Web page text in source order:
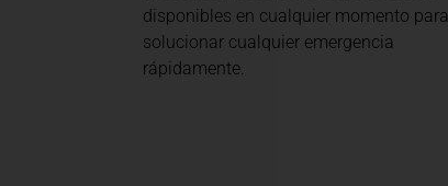
disponibles en cualquier momento para
solucionar cualquier emergencia
rápidamente.